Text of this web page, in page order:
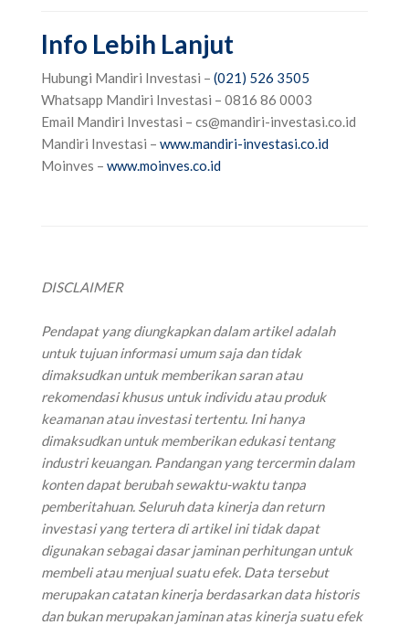
Info Lebih Lanjut
Hubungi Mandiri Investasi – (021) 526 3505
‌Whatsapp Mandiri Investasi – 0816 86 0003‌
‌Email Mandiri Investasi – cs@mandiri-investasi.co.id
‌Mandiri Investasi – www.mandiri-investasi.co.id
‌Moinves – www.moinves.co.id
DISCLAIMER
‌Pendapat yang diungkapkan dalam artikel adalah
untuk tujuan informasi umum saja dan tidak
dimaksudkan untuk memberikan saran atau
rekomendasi khusus untuk individu atau produk
keamanan atau investasi tertentu. Ini hanya
dimaksudkan untuk memberikan edukasi tentang
industri keuangan. Pandangan yang tercermin dalam
konten dapat berubah sewaktu-waktu tanpa
pemberitahuan. Seluruh data kinerja dan return
investasi yang tertera di artikel ini tidak dapat
digunakan sebagai dasar jaminan perhitungan untuk
membeli atau menjual suatu efek. Data tersebut
merupakan catatan kinerja berdasarkan data historis
dan bukan merupakan jaminan atas kinerja suatu efek